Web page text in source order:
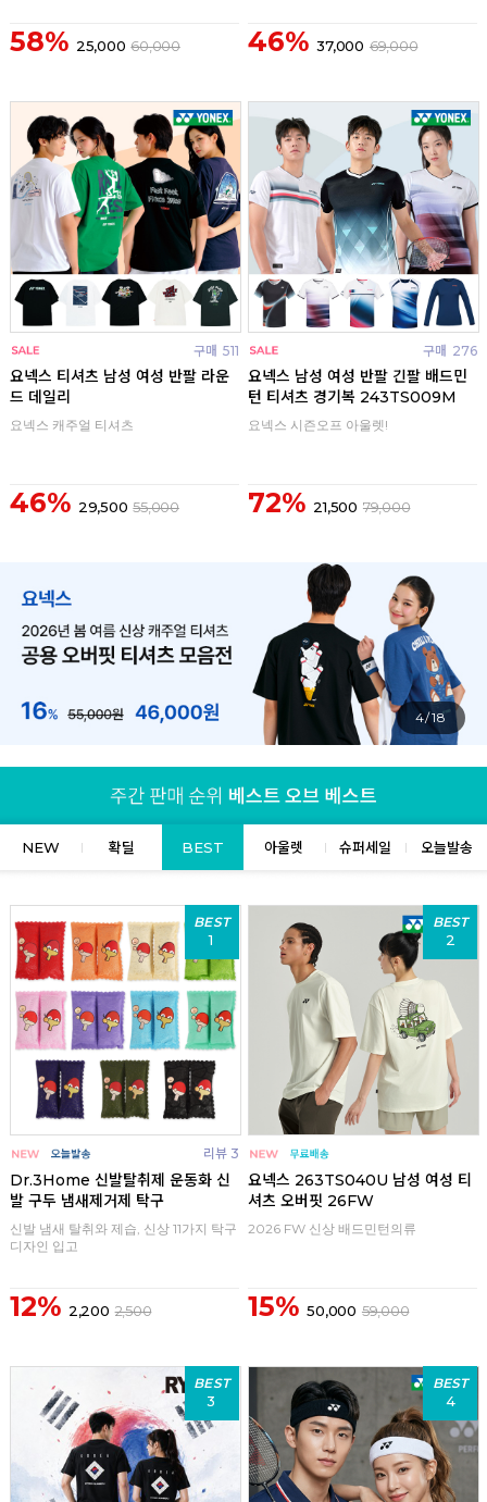
58% 25,000 60,000 46% 37,000 69,000
구매 511
요넥스 티셔츠 남성 여성 반팔 라운
드 데일리
요넥스 캐주얼 티셔츠
46% 29,500 55,000
구매 276
요넥스 남성 여성 반팔 긴팔 배드민
턴 티셔츠 경기복 243TS009M
요넥스 시즌오프 아울렛!
72% 21,500 79,000
4/18
NEW 확딜 BEST 아울렛 슈퍼세일 오늘발송
BEST
1
리뷰 3
Dr.3Home 신발탈취제 운동화 신
발 구두 냄새제거제 탁구
신발 냄새 탈취와 제습, 신상 11가지 탁구
디자인 입고
12% 2,200 2,500
BEST
2
요넥스 263TS040U 남성 여성 티
셔츠 오버핏 26FW
2026 FW 신상 배드민턴의류
15% 50,000 59,000
BEST
3
BEST
4